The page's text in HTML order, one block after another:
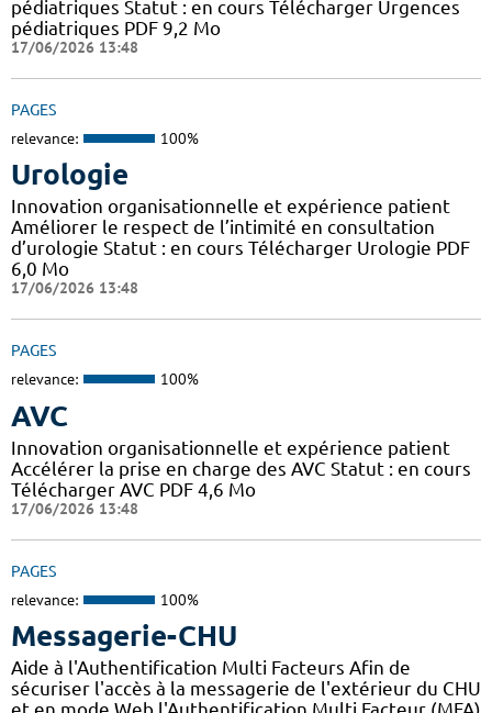
pédiatriques Statut : en cours Télécharger Urgences
pédiatriques PDF 9,2 Mo
17/06/2026 13:48
PAGES
relevance: 100%
Urologie
Innovation organisationnelle et expérience patient
Améliorer le respect de l’intimité en consultation
d’urologie Statut : en cours Télécharger Urologie PDF
6,0 Mo
17/06/2026 13:48
PAGES
relevance: 100%
AVC
Innovation organisationnelle et expérience patient
Accélérer la prise en charge des AVC Statut : en cours
Télécharger AVC PDF 4,6 Mo
17/06/2026 13:48
PAGES
relevance: 100%
Messagerie-CHU
Aide à l'Authentification Multi Facteurs Afin de
sécuriser l'accès à la messagerie de l'extérieur du CHU